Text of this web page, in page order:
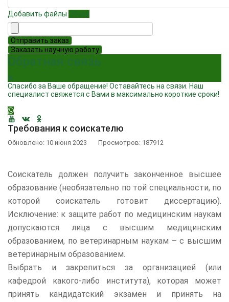
Добавить файлы Обзор
Отправить заказ
Заказать научную работу
Обратная связь
Спасибо за Ваше обращение! Оставайтесь на связи. Наш
специалист свяжется с Вами в максимально короткие сроки!
Требования к соискателю
Обновлено: 10 июня 2023 Просмотров: 187912
Соискатель должен получить законченное высшее
образование (необязательно по той специальности, по
которой соискатель готовит диссертацию).
Исключение: к защите работ по медицинским наукам
допускаются лица с высшим медицинским
образованием, по ветеринарным наукам – с высшим
ветеринарным образованием.
Выбрать и закрепиться за организацией (или
кафедрой какого-либо института), которая может
принять кандидатский экзамен и принять на